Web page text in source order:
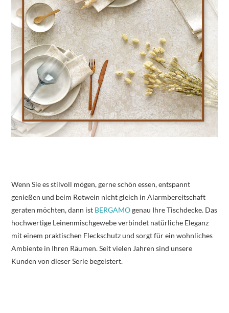
Wenn Sie es stilvoll mögen, gerne schön essen, entspannt
genießen und beim Rotwein nicht gleich in Alarmbereitschaft
geraten möchten, dann ist BERGAMOgenau Ihre Tischdecke. Das
hochwertige Leinenmischgewebe verbindet natürliche Eleganz
mit einem praktischen Fleckschutz und sorgt für ein wohnliches
Ambiente in Ihren Räumen. Seit vielen Jahren sind unsere
Kunden von dieser Serie begeistert.